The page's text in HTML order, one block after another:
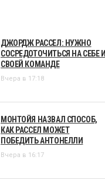
ДЖОРДЖ РАССЕЛ: НУЖНО
СОСРЕДОТОЧИТЬСЯ НА СЕБЕ И
СВОЕЙ КОМАНДЕ
Вчера в 17:18
МОНТОЙЯ НАЗВАЛ СПОСОБ,
КАК РАССЕЛ МОЖЕТ
ПОБЕДИТЬ АНТОНЕЛЛИ
Вчера в 16:17